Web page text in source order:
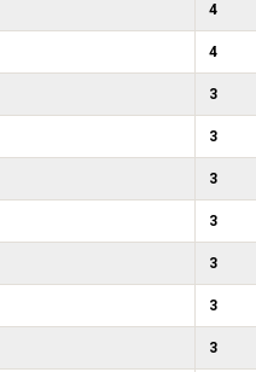
4
4
3
3
3
3
3
3
3